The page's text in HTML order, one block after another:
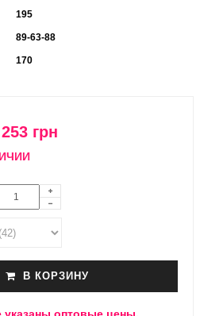
195
89-63-88
170
253 грн
В КОРЗИНУ